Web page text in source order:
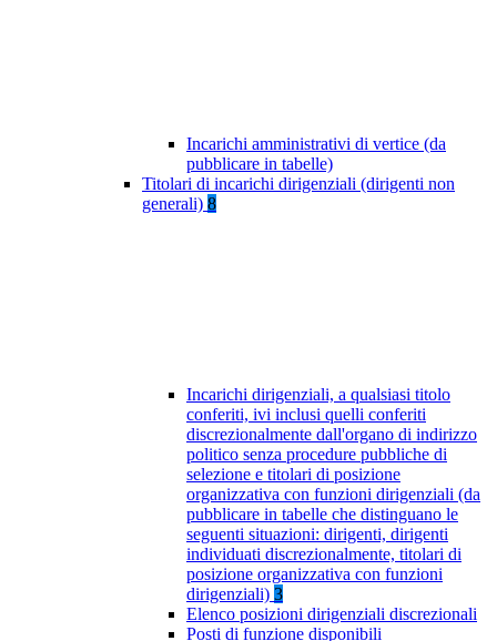
Incarichi amministrativi di vertice (da
pubblicare in tabelle)
Titolari di incarichi dirigenziali (dirigenti non
generali) 8
Incarichi dirigenziali, a qualsiasi titolo
conferiti, ivi inclusi quelli conferiti
discrezionalmente dall'organo di indirizzo
politico senza procedure pubbliche di
selezione e titolari di posizione
organizzativa con funzioni dirigenziali (da
pubblicare in tabelle che distinguano le
seguenti situazioni: dirigenti, dirigenti
individuati discrezionalmente, titolari di
posizione organizzativa con funzioni
dirigenziali) 3
Elenco posizioni dirigenziali discrezionali
Posti di funzione disponibili